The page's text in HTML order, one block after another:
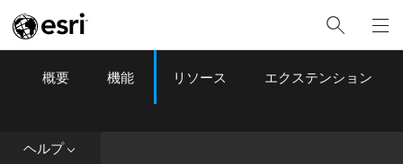
ArcGIS Pro Menu
概要 機能 リソース エクステンション
ヘルプ は